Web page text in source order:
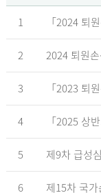
1
2 2024 퇴원
3
4
5
6